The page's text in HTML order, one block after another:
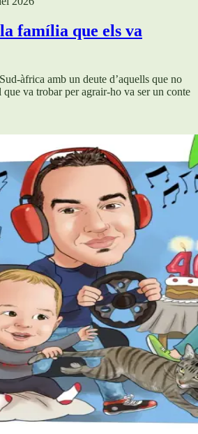
família que els va
àfrica amb un deute d’aquells que no
que va trobar per agrair-ho va ser un conte